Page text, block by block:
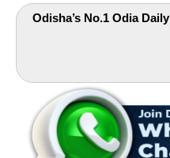
Odisha’s No.1 Odia Daily